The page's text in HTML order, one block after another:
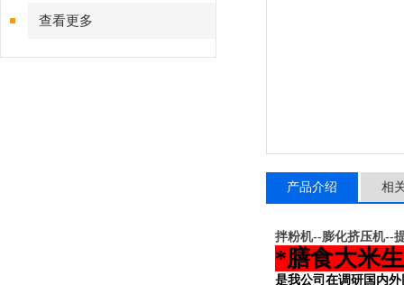
查看更多
产品介绍 相
拌粉机--膨化挤压机--
*膳食大米
是我公司在调研国内